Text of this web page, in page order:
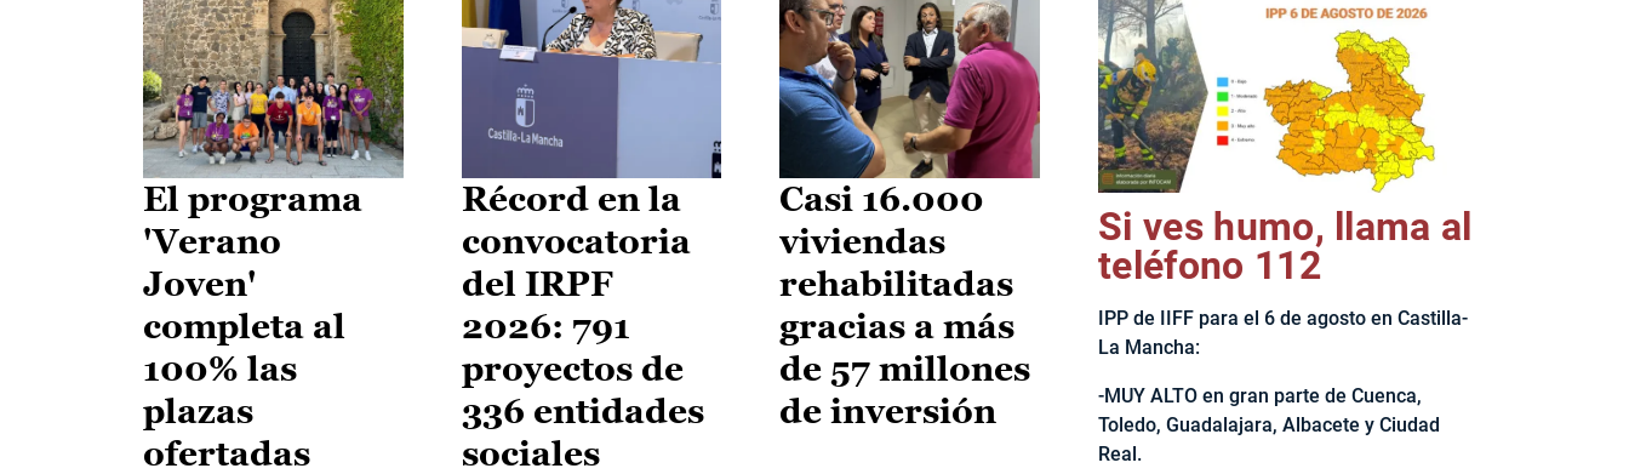
El jefe del Ejecutivo castellanomanchego, Emiliano García-
El programa
'Verano
Joven'
completa al
100% las
plazas
ofertadas
Récord en la
convocatoria
del IRPF
2026: 791
proyectos de
336 entidades
sociales
Casi 16.000
viviendas
rehabilitadas
gracias a más
de 57 millones
de inversión
Si ves humo, llama al
teléfono 112
IPP de IIFF para el 6 de agosto en Castilla-
La Mancha:
-MUY ALTO en gran parte de Cuenca,
Toledo, Guadalajara, Albacete y Ciudad
Real.